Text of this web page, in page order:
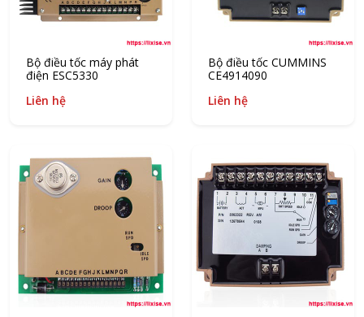
Bộ điều tốc máy phát
điện ESC5330
Liên hệ
Bộ điều tốc CUMMINS
CE4914090
Liên hệ